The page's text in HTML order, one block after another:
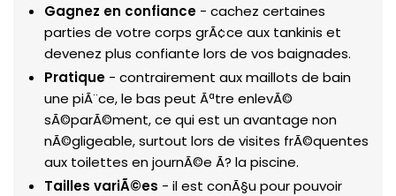
Gagnez en confiance - cachez certaines
parties de votre corps grÃ¢ce aux tankinis et
devenez plus confiante lors de vos baignades.
Pratique - contrairement aux maillots de bain
une piÃ¨ce, le bas peut Ãªtre enlevÃ©
sÃ©parÃ©ment, ce qui est un avantage non
nÃ©gligeable, surtout lors de visites frÃ©quentes
aux toilettes en journÃ©e Ã? la piscine.
Tailles variÃ©es - il est conÃ§u pour pouvoir